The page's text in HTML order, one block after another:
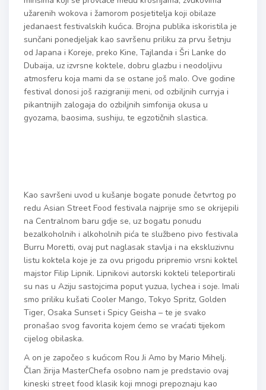
užarenih wokova i žamorom posjetitelja koji obilaze
jedanaest festivalskih kućica. Brojna publika iskoristila je
sunčani ponedjeljak kao savršenu priliku za prvu šetnju
od Japana i Koreje, preko Kine, Tajlanda i Šri Lanke do
Dubaija, uz izvrsne koktele, dobru glazbu i neodoljivu
atmosferu koja mami da se ostane još malo. Ove godine
festival donosi još razigraniji meni, od ozbiljnih curryja i
pikantnijih zalogaja do ozbiljnih simfonija okusa u
gyozama, baosima, sushiju, te egzotičnih slastica.
Kao savršeni uvod u kušanje bogate ponude četvrtog po
redu Asian Street Food festivala najprije smo se okrijepili
na Centralnom baru gdje se, uz bogatu ponudu
bezalkoholnih i alkoholnih pića te službeno pivo festivala
Burru Moretti, ovaj put naglasak stavlja i na ekskluzivnu
listu koktela koje je za ovu prigodu pripremio vrsni koktel
majstor Filip Lipnik. Lipnikovi autorski kokteli teleportirali
su nas u Aziju sastojcima poput yuzua, lychea i soje. Imali
smo priliku kušati Cooler Mango, Tokyo Spritz, Golden
Tiger, Osaka Sunset i Spicy Geisha – te je svako
pronašao svog favorita kojem ćemo se vraćati tijekom
cijelog obilaska.
A on je započeo s kućicom Rou Ji Amo by Mario Mihelj.
Član žirija MasterChefa osobno nam je predstavio ovaj
kineski street food klasik koji mnogi prepoznaju kao